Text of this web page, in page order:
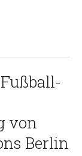
von
Berlin